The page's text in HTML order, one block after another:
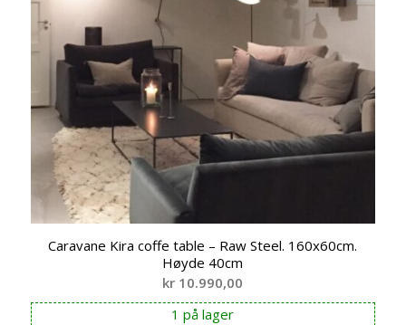
Caravane Kira coffe table – Raw Steel. 160x60cm.
Høyde 40cm
kr 10.990,00
1 på lager